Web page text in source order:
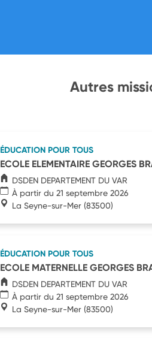
Autres
ÉDUCATION POUR TOUS
ECOLE ELEMENTAIRE GEORGES
DSDEN DEPARTEMENT DU VAR
À partir du 21 septembre 2026
La Seyne-sur-Mer (83500)
ÉDUCATION POUR TOUS
ECOLE MATERNELLE GEORGES
DSDEN DEPARTEMENT DU VAR
À partir du 21 septembre 2026
La Seyne-sur-Mer (83500)